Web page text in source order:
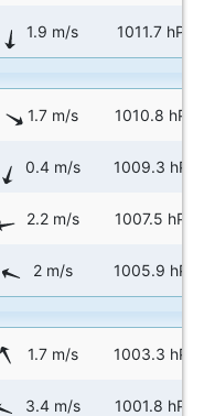
1.9 m/s 1011.7 hPa
1.7 m/s 1010.8 hPa
0.4 m/s 1009.3 hPa
2.2 m/s 1007.5 hPa
2 m/s 1005.9 hPa
1.7 m/s 1003.3 hPa
3.4 m/s 1001.8 hPa